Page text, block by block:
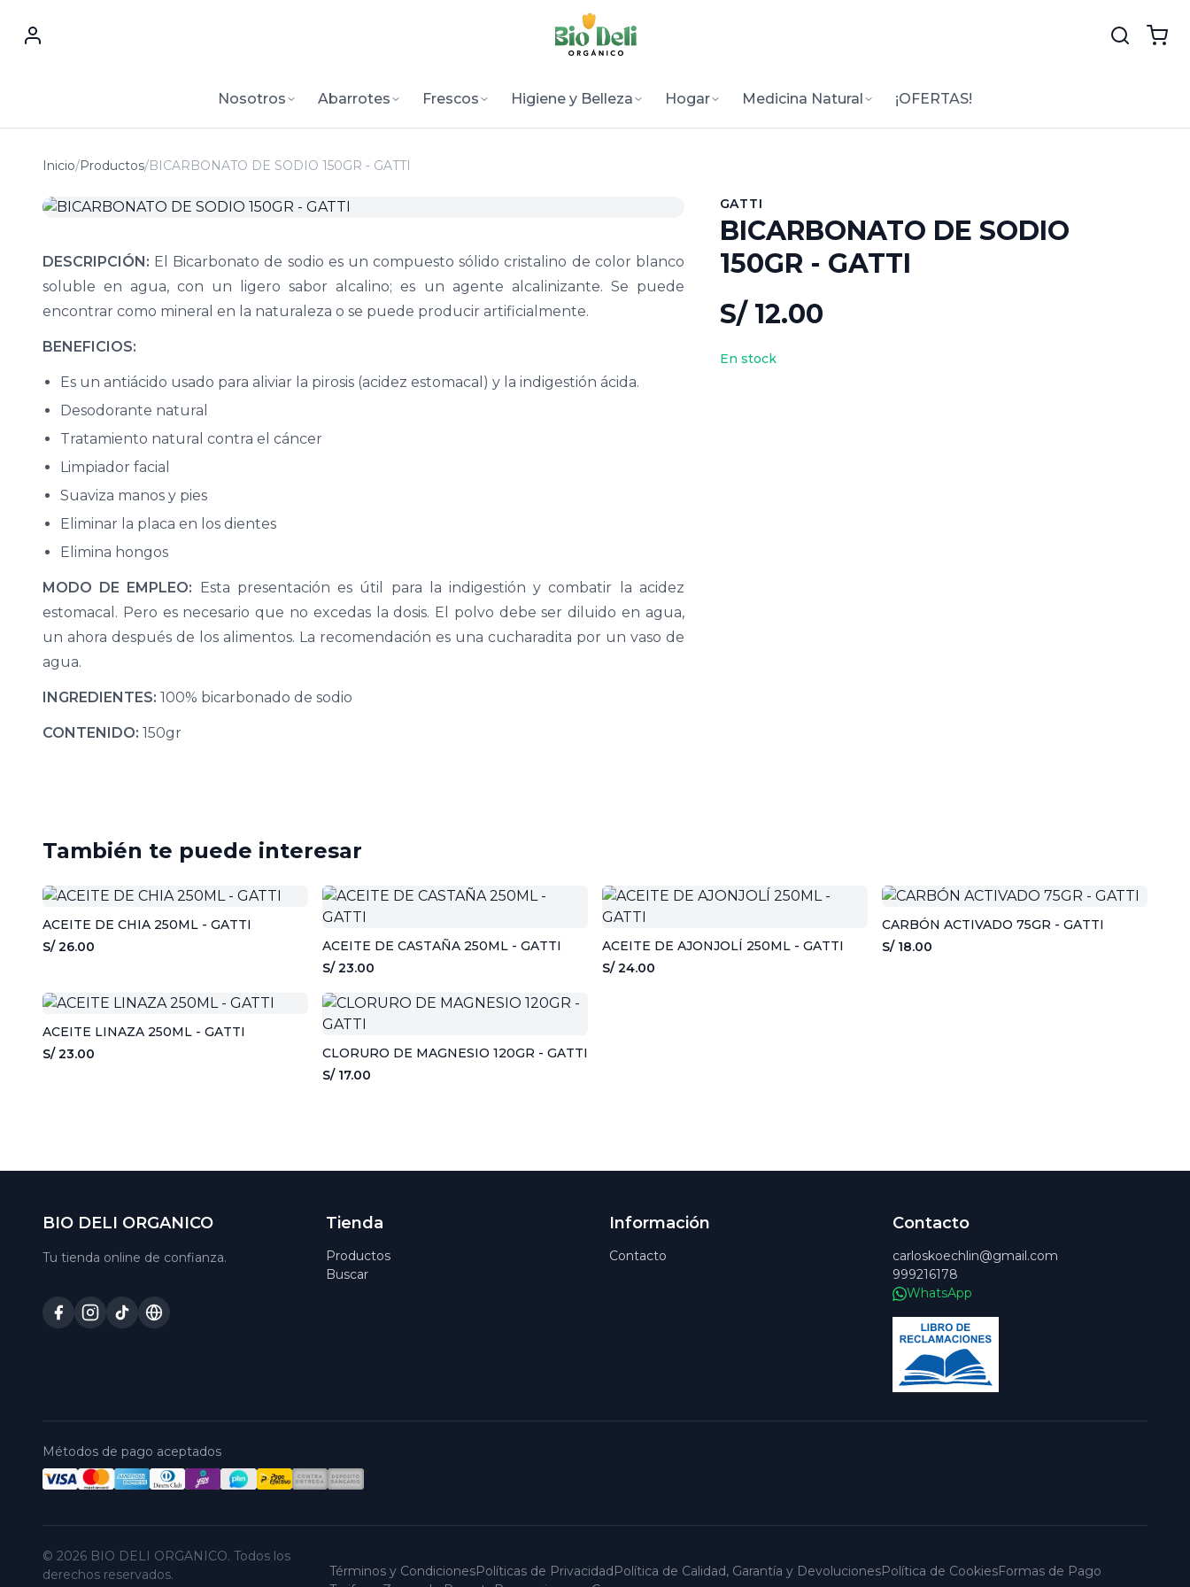
Nosotros Abarrotes Frescos Higiene y Belleza Hogar Medicina Natural ¡OFERTAS!
Inicio/Productos/BICARBONATO DE SODIO 150GR - GATTI
GATTI
BICARBONATO DE SODIO
150GR - GATTI
S/ 12.00
En stock
DESCRIPCIÓN: El Bicarbonato de sodio es un compuesto sólido cristalino de color blanco
soluble en agua, con un ligero sabor alcalino; es un agente alcalinizante. Se puede
encontrar como mineral en la naturaleza o se puede producir artificialmente.
BENEFICIOS:
Es un antiácido usado para aliviar la pirosis (acidez estomacal) y la indigestión ácida.
Desodorante natural
Tratamiento natural contra el cáncer
Limpiador facial
Suaviza manos y pies
Eliminar la placa en los dientes
Elimina hongos
MODO DE EMPLEO: Esta presentación es útil para la indigestión y combatir la acidez
estomacal. Pero es necesario que no excedas la dosis. El polvo debe ser diluido en agua,
un ahora después de los alimentos. La recomendación es una cucharadita por un vaso de
agua.
INGREDIENTES: 100% bicarbonado de sodio
CONTENIDO: 150gr
También te puede interesar
ACEITE DE CHIA 250ML - GATTI
S/ 26.00
ACEITE DE CASTAÑA 250ML - GATTI
S/ 23.00
ACEITE DE AJONJOLÍ 250ML - GATTI
S/ 24.00
CARBÓN ACTIVADO 75GR - GATTI
S/ 18.00
ACEITE LINAZA 250ML - GATTI
S/ 23.00
CLORURO DE MAGNESIO 120GR - GATTI
S/ 17.00
BIO DELI ORGANICO
Tu tienda online de confianza.
Tienda
Productos
Buscar
Información
Contacto
Contacto
carloskoechlin@gmail.com
999216178
WhatsApp
Métodos de pago aceptados
© 2026 BIO DELI ORGANICO. Todos los
derechos reservados.
Términos y CondicionesPolíticas de PrivacidadPolítica de Calidad, Garantía y DevolucionesPolítica de CookiesFormas de Pago